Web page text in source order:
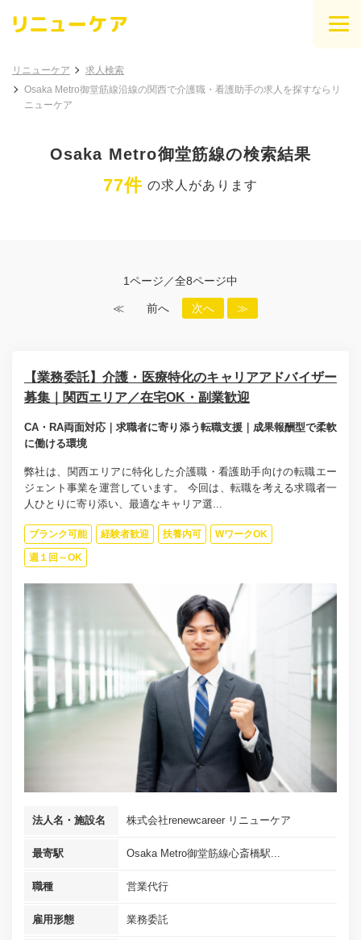
リニューケア
求人検索
Osaka Metro御堂筋線沿線の関西で介護職・看護助手の求人を探すならリ
ニューケア
Osaka Metro御堂筋線の検索結果
77件 の求人があります
1ページ／全8ページ中
≪ 前へ 次へ ≫
【業務委託】介護・医療特化のキャリアアドバイザー
募集｜関西エリア／在宅OK・副業歓迎
CA・RA両面対応｜求職者に寄り添う転職支援｜成果報酬型で柔軟
に働ける環境
弊社は、関西エリアに特化した介護職・看護助手向けの転職エー
ジェント事業を運営しています。 今回は、転職を考える求職者一
人ひとりに寄り添い、最適なキャリア選...
ブランク可能 経験者歓迎 扶養内可 WワークOK
週１回～OK
法人名・施設名 株式会社renewcareer リニューケア
最寄駅 Osaka Metro御堂筋線心斎橋駅...
職種 営業代行
雇用形態 業務委託